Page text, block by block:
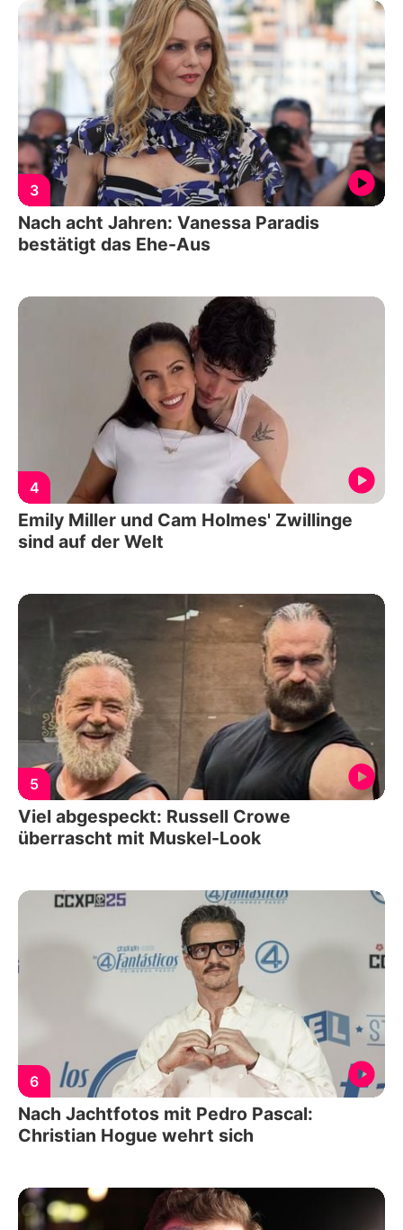
3
Nach acht Jahren: Vanessa Paradis
bestätigt das Ehe-Aus
4
Emily Miller und Cam Holmes' Zwillinge
sind auf der Welt
5
Viel abgespeckt: Russell Crowe
überrascht mit Muskel-Look
6
Nach Jachtfotos mit Pedro Pascal:
Christian Hogue wehrt sich